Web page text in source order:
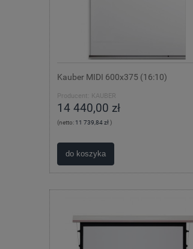
Kauber MIDI 600x375 (16:10)
Producent: KAUBER
14 440,00 zł
(netto: 11 739,84 zł)
do koszyka